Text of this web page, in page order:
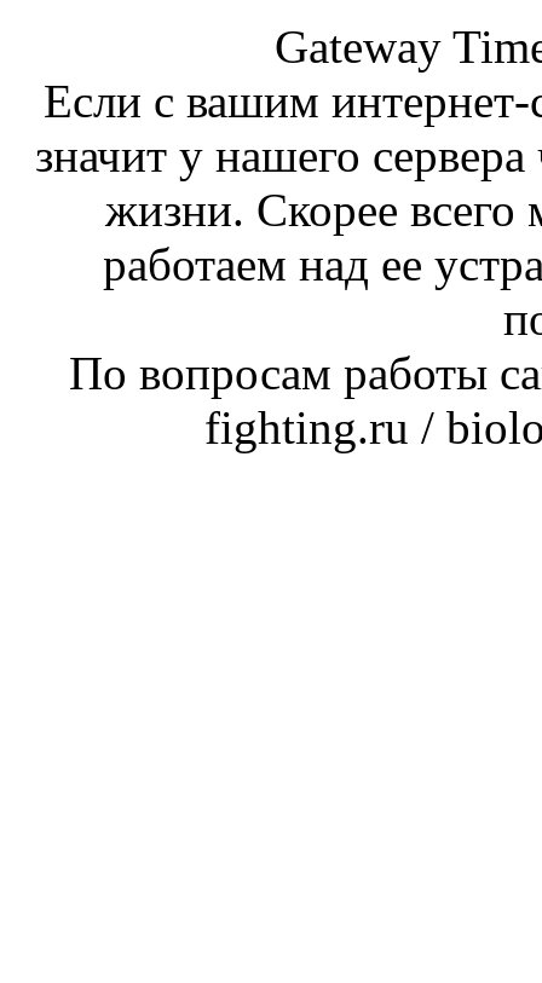
Gateway
Если с вашим интернет-
значит у нашего
жизни. Скорее
работаем над ее
По вопросам работы
fighting.ru /